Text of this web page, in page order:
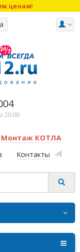
ценам!
20:00
Монтаж КОТЛА
Контакты